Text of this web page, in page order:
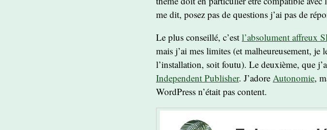
me dit, posez pas de questions j’ai pas de
Le plus conseillé, c’est l’absolument affreux
mais j’ai mes limites (et malheureusement, je
l’installation, soit foutu). Le deuxième, que
Independent Publisher. J’adore Autonomie,
WordPress n’était pas content.